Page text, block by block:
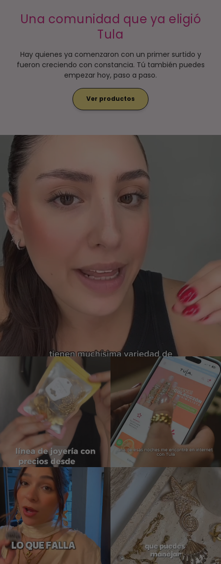
Una comunidad que ya eligió
Tula
Hay quienes ya comenzaron con un primer surtido y
fueron creciendo con constancia. Tú también puedes
empezar hoy, paso a paso.
Ver productos